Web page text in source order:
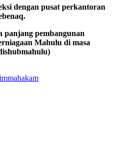
dengan pusat perkantoran
panjang pembangunan
Mahulu di masa
mahakam